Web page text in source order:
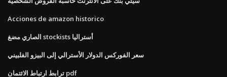
Acciones de amazon historico
الصاري مضغ stockists أستراليا
سعر الفوركس الدولار الأسترالي إلى البيزو الفلبيني
ترابط ارتباط الائتمان pdf